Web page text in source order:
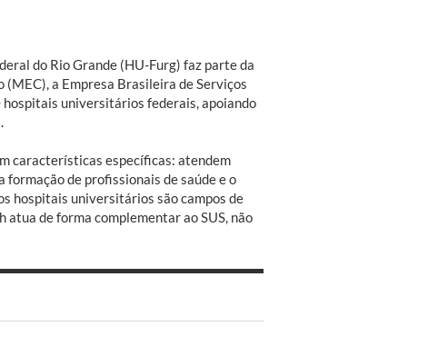
do Rio Grande (HU-Furg) faz parte da
a Empresa Brasileira de Serviços
universitários federais, apoiando
características específicas: atendem
formação de profissionais de saúde e o
hospitais universitários são campos de
atua de forma complementar ao SUS, não